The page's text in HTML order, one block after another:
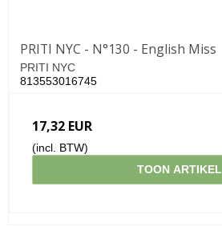
PRITI NYC - N°130 - English Miss
PRITI NYC
813553016745
17,32 EUR
(incl. BTW)
TOON ARTIKEL